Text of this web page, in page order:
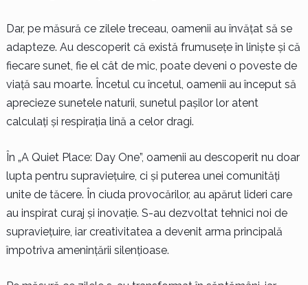
Dar, pe măsură ce zilele treceau, oamenii au învățat să se
adapteze. Au descoperit că există frumusețe în liniște și că
fiecare sunet, fie el cât de mic, poate deveni o poveste de
viață sau moarte. Încetul cu încetul, oamenii au început să
aprecieze sunetele naturii, sunetul pașilor lor atent
calculați și respirația lină a celor dragi.
În „A Quiet Place: Day One”, oamenii au descoperit nu doar
lupta pentru supraviețuire, ci și puterea unei comunități
unite de tăcere. În ciuda provocărilor, au apărut lideri care
au inspirat curaj și inovație. S-au dezvoltat tehnici noi de
supraviețuire, iar creativitatea a devenit arma principală
împotriva amenințării silențioase.